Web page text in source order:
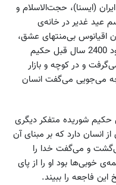
(ایسنا)، حجت‌الاسلام و
عید غدیر در خانه‌ی
اقیانوس بی‌منتهای عشق،
ایمان و معرفت نام برد و یادآور شد: حدود 2400 سال قبل حکیم
و در کوچه و بازار
می‌جویی می‌گفت انسان
حکیم شوریده متفکر دیگری
انسان دارد که بر مبنای آن
می‌گشت و می‌گفت خدا را
خوبی‌ها بود او را از پای
این فاجعه را ببیند.